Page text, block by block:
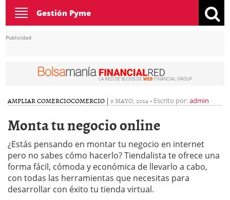
Toggle
navigation
Gestión Pyme
Publicidad
AMPLIAR COMERCIOCOMERCIO | 9 MAYO, 2014- Escrito por:admin
Monta tu negocio online
¿Estás pensando en montar tu negocio en internet
pero no sabes cómo hacerlo? Tiendalista te ofrece una
forma fácil, cómoda y económica de llevarlo a cabo,
con todas las herramientas que necesitas para
desarrollar con éxito tu tienda virtual.